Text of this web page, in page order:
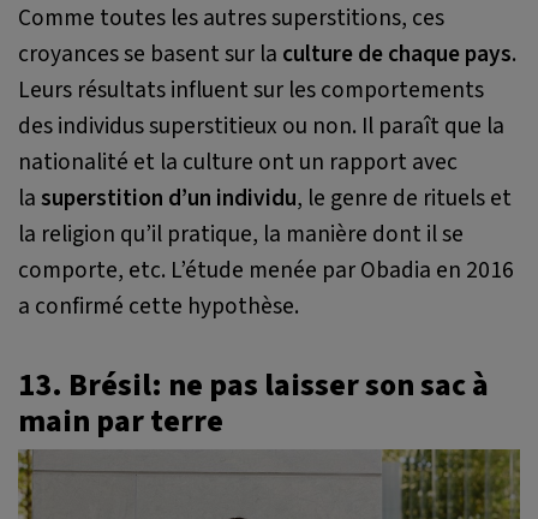
Comme toutes les autres superstitions, ces
croyances se basent sur la culture de chaque pays.
Leurs résultats influent sur les comportements
des individus superstitieux ou non. Il paraît que la
nationalité et la culture ont un rapport avec
lasuperstition d’un individu, le genre de rituels et
la religion qu’il pratique, la manière dont il se
comporte, etc. L’étude menée par Obadia en 2016
a confirmé cette hypothèse.
13. Brésil: ne pas laisser son sac à
main par terre